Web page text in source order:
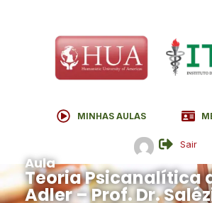
MINHAS AULAS
Sair
Aula
Teoria Psicanalítica
Adler – Prof. Dr.